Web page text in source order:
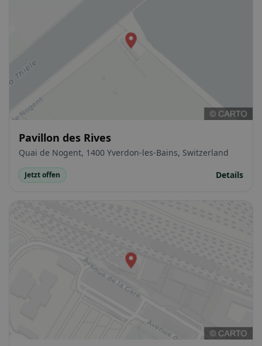
Pavillon des Rives
Quai de Nogent, 1400 Yverdon-les-Bains, Switzerland
Jetzt offen Details